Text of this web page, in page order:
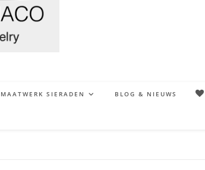
MAATWERK SIERADEN BLOG & NIEUWS